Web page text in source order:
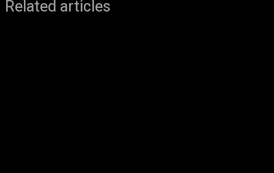
Related articles